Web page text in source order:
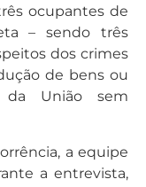
ocupantes de
– sendo três
dos crimes
de bens ou
da União sem
a equipe
a entrevista,